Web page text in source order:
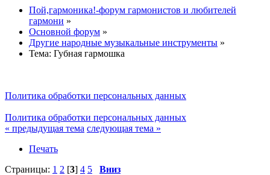
Пой,гармоника!-форум гармонистов и любителей
гармони »
Основной форум »
Другие народные музыкальные инструменты »
Тема: Губная гармошка
Политика обработки персональных данных
Политика обработки персональных данных
« предыдущая тема следующая тема »
Печать
Страницы: 1 2 [3] 4 5 Вниз